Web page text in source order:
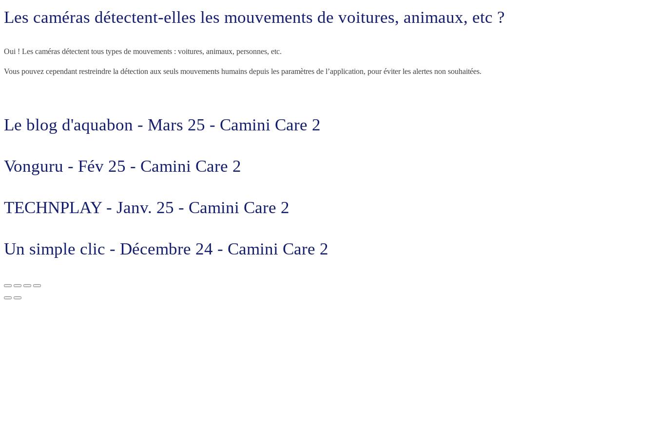
Les caméras détectent-elles les mouvements de voitures, animaux, etc ?
Oui ! Les caméras détectent tous types de mouvements : voitures, animaux, personnes, etc.
Vous pouvez cependant restreindre la détection aux seuls mouvements humains depuis les paramètres de l’application, pour éviter les alertes non souhaitées.
Le blog d'aquabon - Mars 25 - Camini Care 2
Vonguru - Fév 25 - Camini Care 2
TECHNPLAY - Janv. 25 - Camini Care 2
Un simple clic - Décembre 24 - Camini Care 2